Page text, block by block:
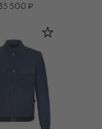
500 ₽